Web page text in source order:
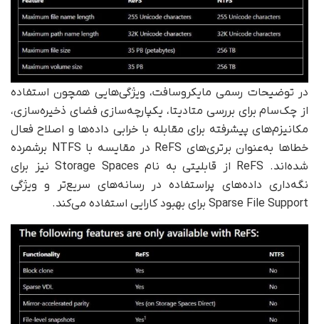
در توضیحات رسمی مایکروسافت، ویژگی‌هایی همچون استفاده
از چک‌سام برای بررسی متادیتا، یکپارچه‌سازی فضای ذخیره‌سازی،
مکانیزم‌های پیشرفته برای مقابله با خرابی داده‌ها و اصلاح فعال
خطاها به‌عنوان برتری‌های ReFS در مقایسه با NTFS برشمرده
شده‌اند. ReFS از قابلیتی به نام Storage Spaces نیز برای
نگه‌داری داده‌های پراستفاده در رسانه‌های سریع‌تر و ویژگی
Sparse File Support برای بهبود کارایی استفاده می‌کند.